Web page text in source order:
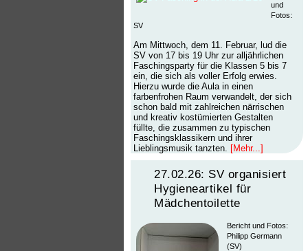
und
Fotos:
SV
Am Mittwoch, dem 11. Februar, lud die
SV von 17 bis 19 Uhr zur alljährlichen
Faschingsparty für die Klassen 5 bis 7
ein, die sich als voller Erfolg erwies.
Hierzu wurde die Aula in einen
farbenfrohen Raum verwandelt, der sich
schon bald mit zahlreichen närrischen
und kreativ kostümierten Gestalten
füllte, die zusammen zu typischen
Faschingsklassikern und ihrer
Lieblingsmusik tanzten.
[Mehr...]
27.02.26: SV organisiert
Hygieneartikel für
Mädchentoilette
Bericht und Fotos:
Philipp Germann
(SV)